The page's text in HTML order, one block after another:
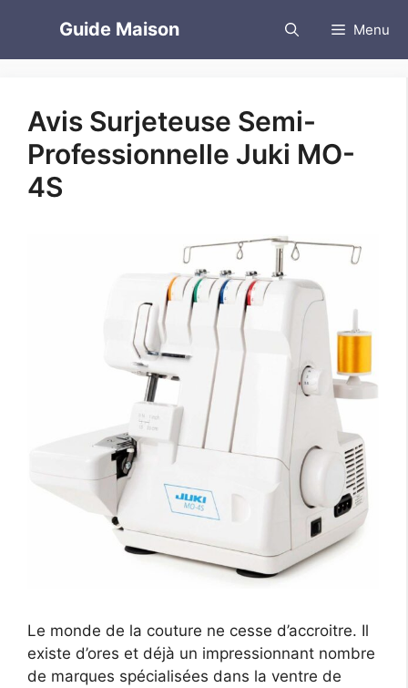
contenu
Guide Maison Menu
Avis Surjeteuse Semi-
Professionnelle Juki MO-
4S
Le monde de la couture ne cesse d’accroitre. Il
existe d’ores et déjà un impressionnant nombre
de marques spécialisées dans la ventre de